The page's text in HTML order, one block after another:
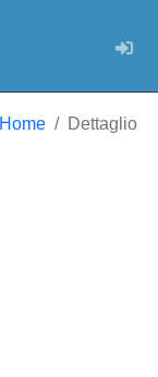
Home Dettaglio